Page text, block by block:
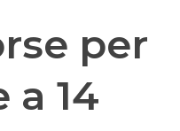
per
a 14